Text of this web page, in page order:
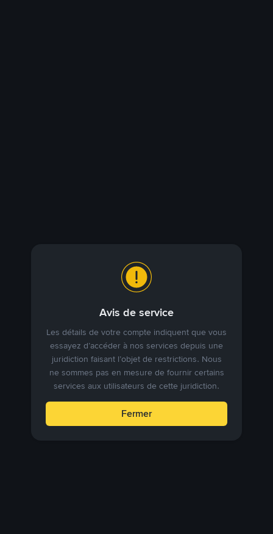
Avis de service
Les détails de votre compte indiquent que vous
essayez d’accéder à nos services depuis une
juridiction faisant l’objet de restrictions. Nous
ne sommes pas en mesure de fournir certains
services aux utilisateurs de cette juridiction.
Fermer